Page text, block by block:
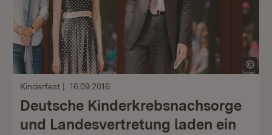
Kinderfest 16.09.2016
Deutsche Kinderkrebsnachsorge
und Landesvertretung laden ein